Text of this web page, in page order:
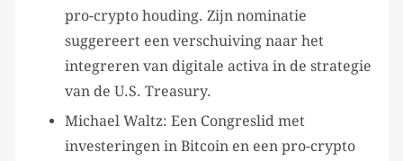
pro-crypto houding. Zijn nominatie
suggereert een verschuiving naar het
integreren van digitale activa in de strategie
van de U.S. Treasury.
Michael Waltz: Een Congreslid met
investeringen in Bitcoin en een pro-crypto